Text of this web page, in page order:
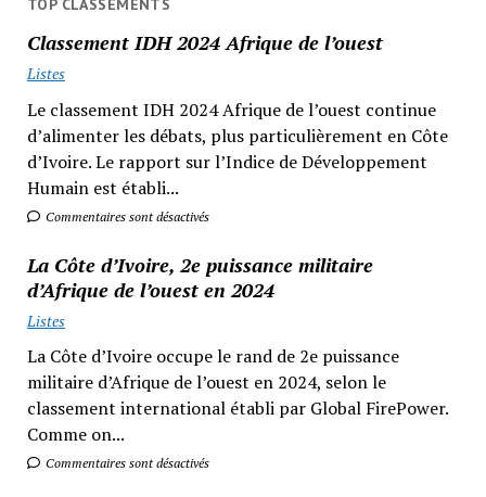
TOP CLASSEMENTS
Classement IDH 2024 Afrique de l’ouest
Listes
Le classement IDH 2024 Afrique de l’ouest continue
d’alimenter les débats, plus particulièrement en Côte
d’Ivoire. Le rapport sur l’Indice de Développement
Humain est établi...
Commentaires sont désactivés
La Côte d’Ivoire, 2e puissance militaire
d’Afrique de l’ouest en 2024
Listes
La Côte d’Ivoire occupe le rand de 2e puissance
militaire d’Afrique de l’ouest en 2024, selon le
classement international établi par Global FirePower.
Comme on...
Commentaires sont désactivés